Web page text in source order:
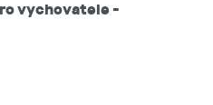
vychovatele -